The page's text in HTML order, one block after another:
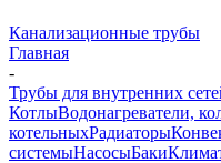
Канализационные трубы
Главная
-
Трубы для внутренних
КотлыВодонагреватели,
котельныхРадиаторы
системыНасосыБаки